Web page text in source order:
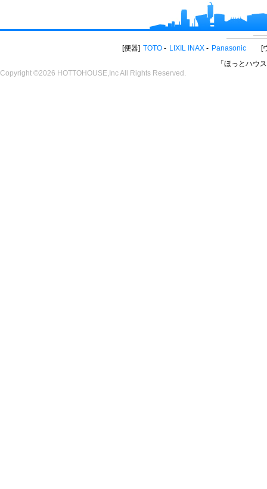
便器 TOTO LIXIL INAX Panasonic
「ほっとハウ
Copyright ©2026 HOTTOHOUSE,Inc All Rights Reserved.